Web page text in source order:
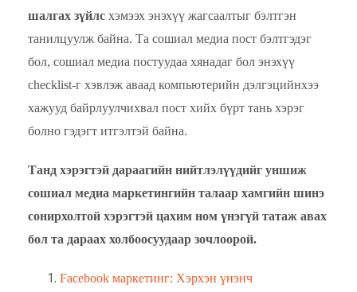
шалгах зүйлс хэмээх энэхүү жагсаалтыг бэлтгэн
танилцуулж байна. Та сошиал медиа пост бэлтгэдэг
бол, сошиал медиа постуудаа хянадаг бол энэхүү
checklist-г хэвлэж аваад компьютерийн дэлгэцийнхээ
хажууд байрлуулчихвал пост хийх бүрт тань хэрэг
болно гэдэгт итгэлтэй байна.
Танд хэрэгтэй дараагийн нийтлэлүүдийг уншиж
сошиал медиа маркетингийн талаар хамгийн шинэ
сонирхолтой хэрэгтэй цахим ном үнэгүй татаж авах
бол та дараах холбоосуудаар зочлоорой.
Facebook маркетинг: Хэрхэн үнэнч